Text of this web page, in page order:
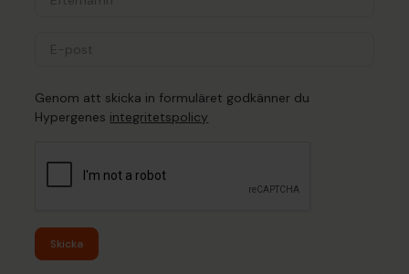
Genom att skicka in formuläret godkänner du
Hypergenes integritetspolicy
Skicka